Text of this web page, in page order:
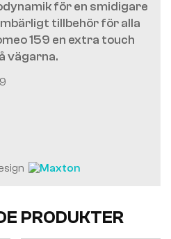
för en smidigare
tillbehör för alla
159 en extra touch
vägarna.
PRODUKTER